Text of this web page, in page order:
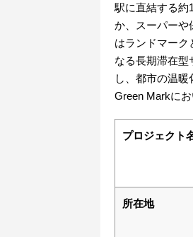
駅に直結する約
か、スーパーや
はランドマーク
なる長期滞在型
し、都市の温
Green Markに
プロジェクト
所在地